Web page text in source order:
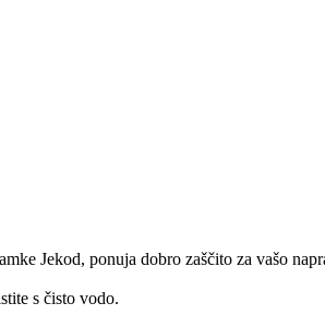
Jekod, ponuja dobro zaščito za vašo
s čisto vodo.